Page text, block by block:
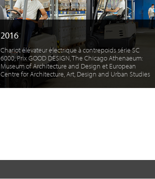
2016
Chariot élévateur électrique à contrepoids série SC
6000, Prix GOOD DESIGN, The Chicago Athenaeum:
Museum of Architecture and Design et European
Centre for Architecture, Art, Design and Urban Studies